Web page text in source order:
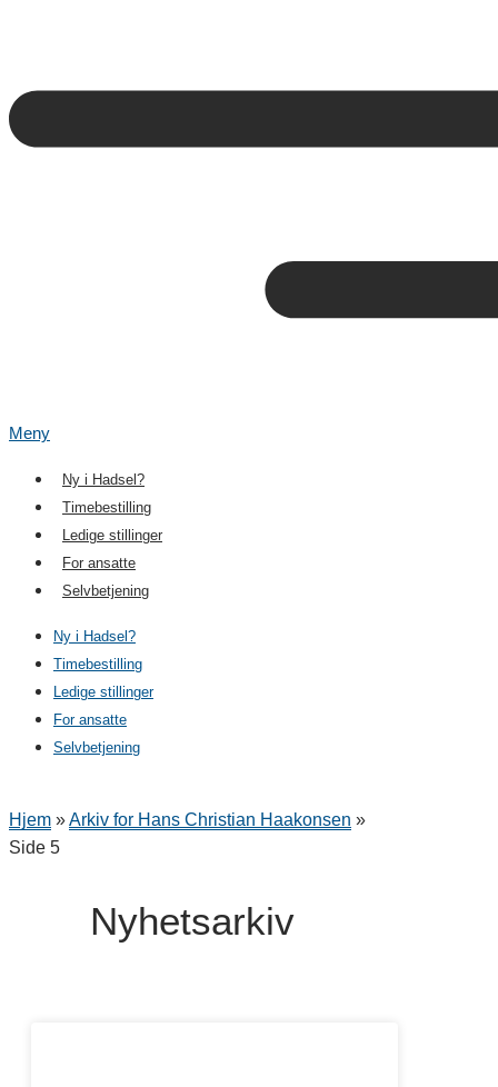
Meny
Ny i Hadsel?
Timebestilling
Ledige stillinger
For ansatte
Selvbetjening
Ny i Hadsel?
Timebestilling
Ledige stillinger
For ansatte
Selvbetjening
Hjem »Arkiv for Hans Christian Haakonsen »
Side 5
Nyhetsarkiv